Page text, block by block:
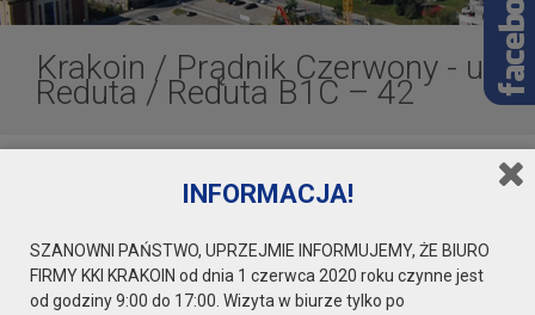
Krakoin / Prądnik Czerwony - ul.
Reduta/ Reduta B1C – 42
Reduta B1C – 42INFORMACJA!
SZANOWNI PAŃSTWO, UPRZEJMIE INFORMUJEMY, ŻE BIURO
FIRMY KKI KRAKOIN od dnia 1 czerwca 2020 roku czynne jest
od godziny 9:00 do 17:00. Wizyta w biurze tylko po